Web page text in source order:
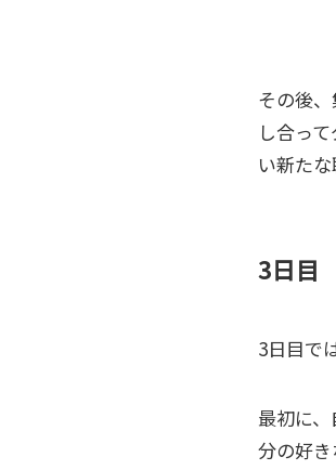
その後
し合っ
い新た
3日目
3日目で
最初に
分の好